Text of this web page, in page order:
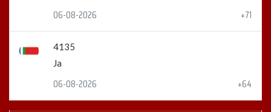
06-08-2026 +71
4135
Ja
06-08-2026 +64